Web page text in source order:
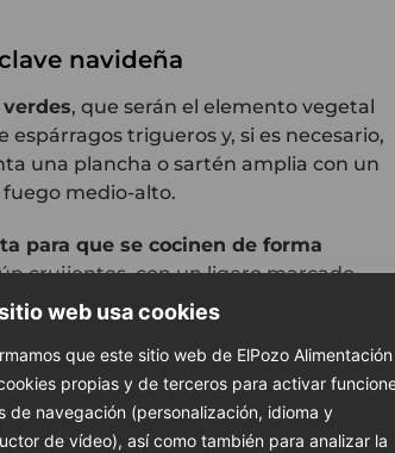
web usa cookies
que este sitio web de ElPozo Alimentación
propias y de terceros para activar
de navegación (personalización, idioma y
de vídeo), así como también para analizar la
navideña
, que serán el elemento vegetal
trigueros y, si es necesario,
una plancha o sartén amplia con un
fuego medio-alto.
para que se cocinen de forma
crujientes, con un ligero marcado
de retirarlos del fuego
perfecto al conjunto: frescos,
de la crema de castañasy el
minutos antes de montar los rollitos .